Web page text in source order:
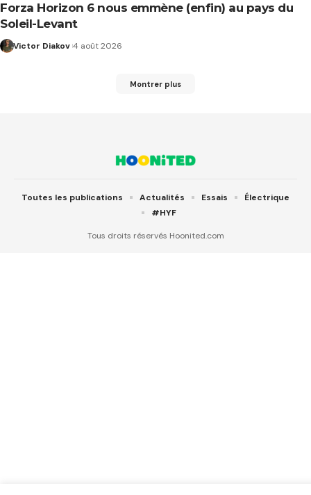
Forza Horizon 6 nous emmène (enfin) au pays du
Soleil-Levant
Victor Diakov 4 août 2026
Montrer plus
Tous droits réservés Hoonited.com
Toutes les publications Actualités Essais
Électrique
#HYF